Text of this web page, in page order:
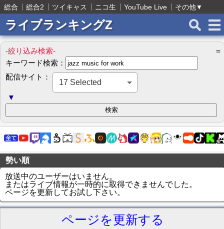
総合 総合2 ツイキャス ニコ生 YouTube Live その他▼
ライブランキングZ
-絞り込み検索-
＝
キーワード検索：
配信サイト：
17 Selected
▼
勢い順
放送中のユーザーはいません。
またはライブ情報が一時的に取得できませんでした。
ページを更新してお試し下さい。
ページを更新する